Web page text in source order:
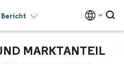
MARKTANTEIL I